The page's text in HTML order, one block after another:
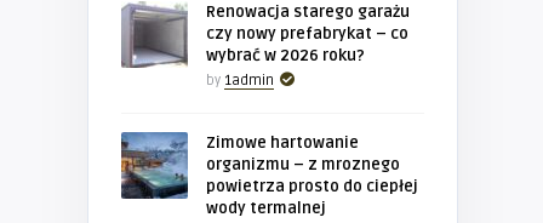
Renowacja starego garażu
czy nowy prefabrykat – co
wybrać w 2026 roku?
by 1admin
Zimowe hartowanie
organizmu – z mroznego
powietrza prosto do ciepłej
wody termalnej